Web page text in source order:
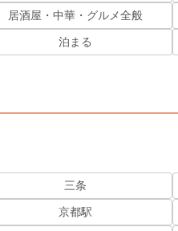
居酒屋・中華・グルメ全般
泊まる
三条
京都駅